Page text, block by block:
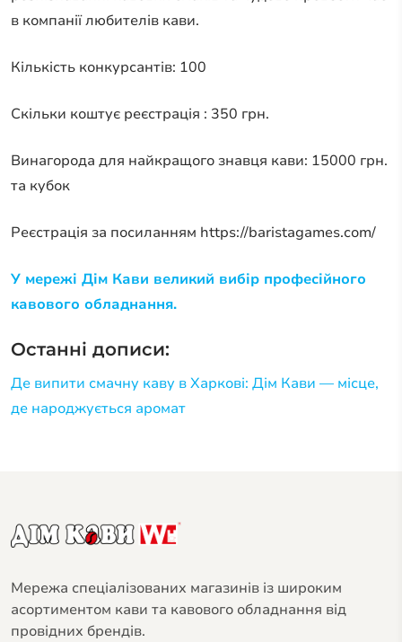
в компанії любителів кави.
Кількість конкурсантів: 100
Скільки коштує реєстрація : 350 грн.
Винагорода для найкращого знавця кави: 15000 грн.
та кубок
Реєстрація за посиланням https://baristagames.com/
У мережі Дім Кави великий вибір професійного
кавового обладнання.
Останні дописи:
Де випити смачну каву в Харкові: Дім Кави — місце,
де народжується аромат
Мережа спеціалізованих магазинів із широким
асортиментом кави та кавового обладнання від
провідних брендів.